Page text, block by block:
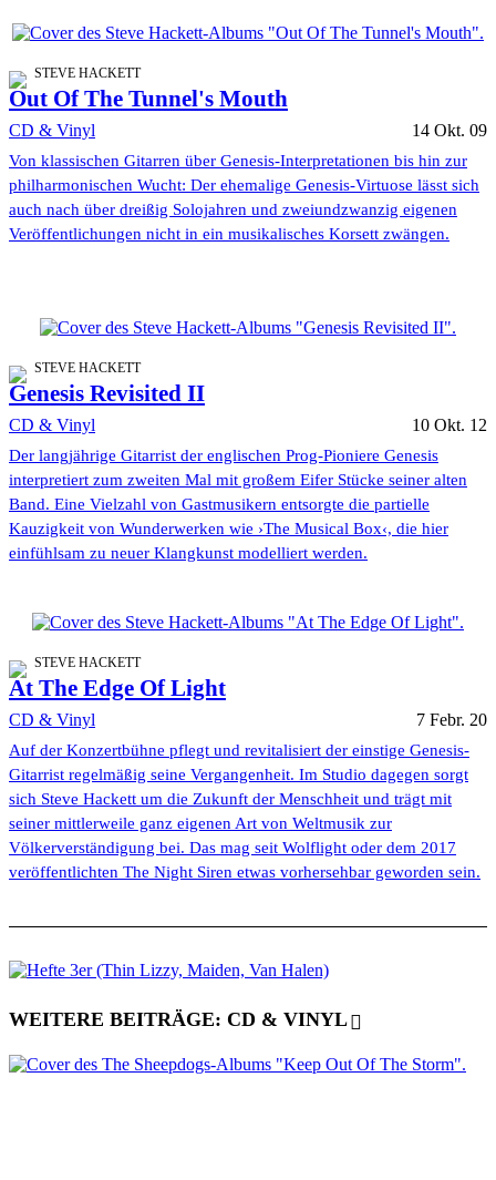
STEVE HACKETT
Out Of The Tunnel's Mouth
CD & Vinyl 14 Okt. 09
Von klassischen Gitarren über Genesis-Interpretationen bis hin zur
philharmonischen Wucht: Der ehemalige Genesis-Virtuose lässt sich
auch nach über dreißig Solojahren und zweiundzwanzig eigenen
Veröffentlichungen nicht in ein musikalisches Korsett zwängen.
STEVE HACKETT
Genesis Revisited II
CD & Vinyl 10 Okt. 12
Der langjährige Gitarrist der englischen Prog-Pioniere Genesis
interpretiert zum zweiten Mal mit großem Eifer Stücke seiner alten
Band. Eine Vielzahl von Gastmusikern entsorgte die partielle
Kauzigkeit von Wunderwerken wie ›The Musical Box‹, die hier
einfühlsam zu neuer Klangkunst modelliert werden.
STEVE HACKETT
At The Edge Of Light
CD & Vinyl 7 Febr. 20
Auf der Konzertbühne pflegt und revitalisiert der einstige Genesis-
Gitarrist regelmäßig seine Vergangenheit. Im Studio dagegen sorgt
sich Steve Hackett um die Zukunft der Menschheit und trägt mit
seiner mittlerweile ganz eigenen Art von Weltmusik zur
Völkerverständigung bei. Das mag seit Wolflight oder dem 2017
veröffentlichten The Night Siren etwas vorhersehbar geworden sein.
WEITERE BEITRÄGE: CD & VINYL